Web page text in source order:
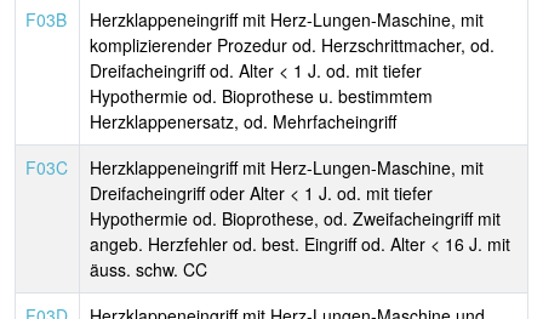
F03B
Herzklappeneingriff mit Herz-Lungen-Maschine, mit
komplizierender Prozedur od. Herzschrittmacher, od.
Dreifacheingriff od. Alter < 1 J. od. mit tiefer
Hypothermie od. Bioprothese u. bestimmtem
Herzklappenersatz, od. Mehrfacheingriff
F03C
Herzklappeneingriff mit Herz-Lungen-Maschine, mit
Dreifacheingriff oder Alter < 1 J. od. mit tiefer
Hypothermie od. Bioprothese, od. Zweifacheingriff mit
angeb. Herzfehler od. best. Eingriff od. Alter < 16 J. mit
äuss. schw. CC